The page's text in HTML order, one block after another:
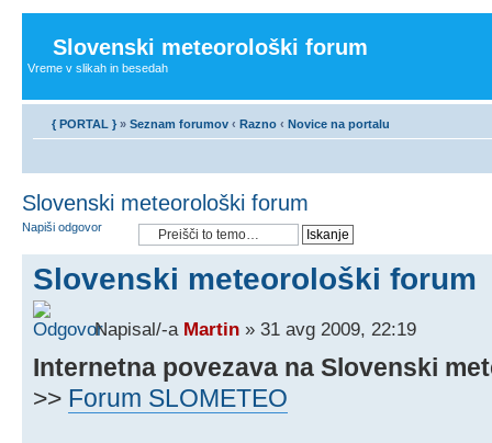
Slovenski meteorološki forum
Vreme v slikah in besedah
{ PORTAL } » Seznam forumov ‹ Razno ‹ Novice na portalu
Slovenski meteorološki forum
Napiši odgovor
Slovenski meteorološki forum
Napisal/-a Martin » 31 avg 2009, 22:19
Internetna povezava na Slovenski
>> Forum SLOMETEO